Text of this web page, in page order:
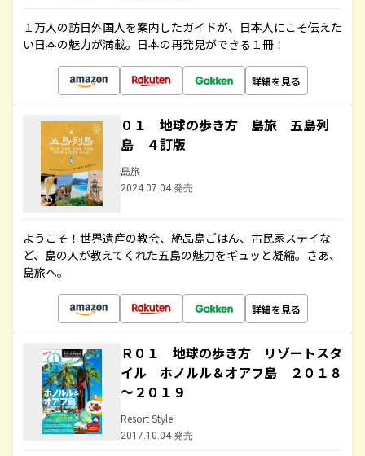
１万人の訪日外国人を案内したガイドが、日本人にこそ伝えた
い日本の魅力が満載。日本の再発見ができる１冊！
詳細を見る
０１ 地球の歩き方 島旅 五島列
島 ４訂版
島旅
2024.07.04 発売
ようこそ！世界遺産の教会、絶品島ごはん、古民家ステイな
ど、島の人が教えてくれた五島の魅力をギュッと凝縮。さあ、
島旅へ。
詳細を見る
Ｒ０１ 地球の歩き方 リゾートスタ
イル ホノルル＆オアフ島 ２０１８
～２０１９
Resort Style
2017.10.04 発売